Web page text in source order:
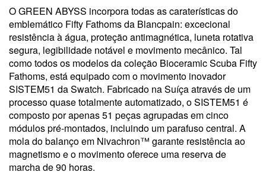
O GREEN ABYSS incorpora todas as caraterísticas do
emblemático Fifty Fathoms da Blancpain: excecional
resistência à água, proteção antimagnética, luneta rotativa
segura, legibilidade notável e movimento mecânico. Tal
como todos os modelos da coleção Bioceramic Scuba Fifty
Fathoms, está equipado com o movimento inovador
SISTEM51 da Swatch. Fabricado na Suíça através de um
processo quase totalmente automatizado, o SISTEM51 é
composto por apenas 51 peças agrupadas em cinco
módulos pré-montados, incluindo um parafuso central. A
mola do balanço em Nivachron™ garante resistência ao
magnetismo e o movimento oferece uma reserva de
marcha de 90 horas.